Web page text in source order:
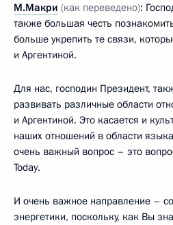
М.Макри (как переведено):
также большая честь
больше укрепить те связи,
и Аргентиной.
Для нас, господин Президент,
развивать различные области
и Аргентиной. Это касается и
наших отношений в области
очень важный вопрос – это
Today.
И очень важное направление –
энергетики, поскольку, как Вы